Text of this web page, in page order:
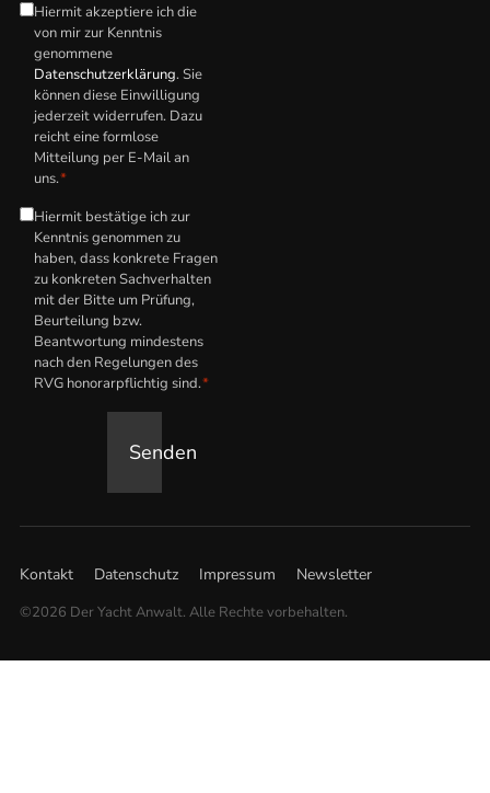
Datenschutzerklärung*
Hiermit akzeptiere ich die
von mir zur Kenntnis
genommene
Datenschutzerklärung. Sie
können diese Einwilligung
jederzeit widerrufen. Dazu
reicht eine formlose
Mitteilung per E-Mail an
uns.*
Hinweis
zum
anwaltlichen
Honorar*
Hiermit bestätige ich zur
Kenntnis genommen zu
haben, dass konkrete Fragen
zu konkreten Sachverhalten
mit der Bitte um Prüfung,
Beurteilung bzw.
Beantwortung mindestens
nach den Regelungen des
RVG honorarpflichtig sind.*
Senden
Kontakt Datenschutz Impressum Newsletter
©2026 Der Yacht Anwalt. Alle Rechte vorbehalten.